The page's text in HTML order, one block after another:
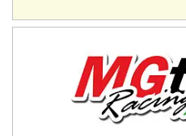
Gral. E. Godoy (Río Negro)
Juventud Unida (Tierra)
Humboldt (Santa Fe)
NORESTE SANTAFESINO - F6